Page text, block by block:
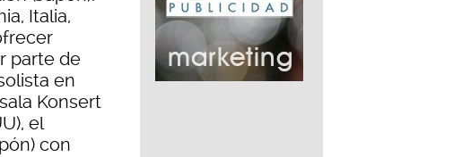
Italia,
parte de
en
Konsert
el
con